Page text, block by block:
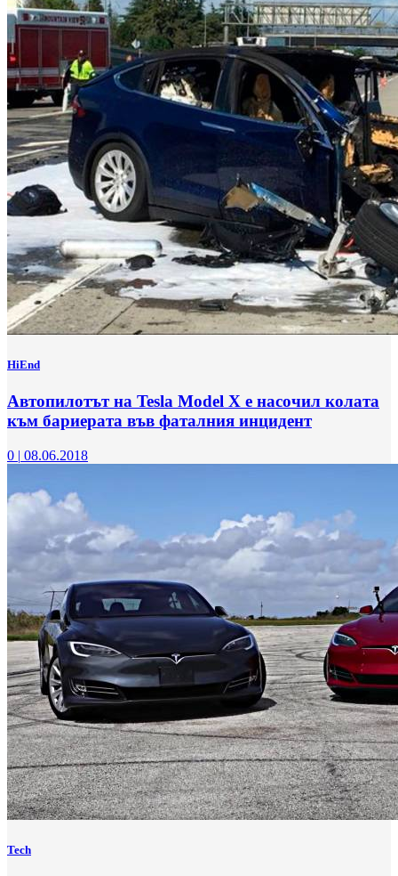
HiEnd
Автопилотът на Tesla Model X е насочил колата
към бариерата във фаталния инцидент
0 | 08.06.2018
Tech